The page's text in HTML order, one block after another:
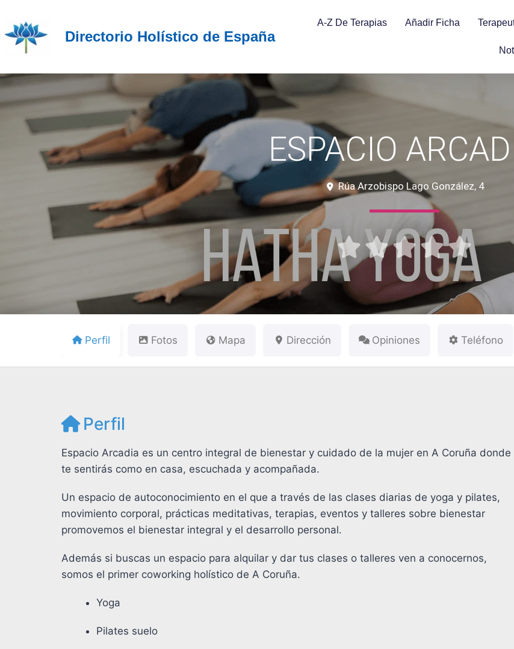
Directorio Holístico de España
A-Z De Terapias Añadir Ficha
ESPACIO
Rúa Arzobispo Lago González, 4
  
Perfil Fotos Mapa Dirección Opiniones Teléfono
Perfil
Espacio Arcadia es un centro integral de bienestar y cuidado de la mujer en A Coruña donde
te sentirás como en casa, escuchada y acompañada.
Un espacio de autoconocimiento en el que a través de las clases diarias de yoga y pilates,
movimiento corporal, prácticas meditativas, terapias, eventos y talleres sobre bienestar
promovemos el bienestar integral y el desarrollo personal.
Además si buscas un espacio para alquilar y dar tus clases o talleres ven a conocernos,
somos el primer coworking holístico de A Coruña.
Yoga
Pilates suelo